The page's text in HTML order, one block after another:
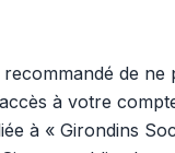
de ne
à votre
à « Girondins